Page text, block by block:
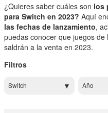
¿Quieres saber cuáles son los
para Switch en 2023? Aquí
las fechas de lanzamiento,
puedas conocer que juegos
saldrán a la venta en 2023.
Filtros
Switch Año